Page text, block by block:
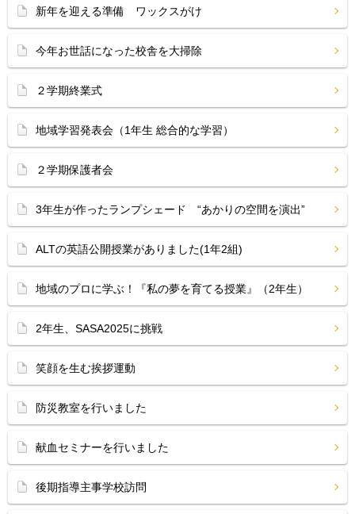
新年を迎える準備 ワックスがけ
今年お世話になった校舎を大掃除
２学期終業式
地域学習発表会（1年生 総合的な学習）
２学期保護者会
3年生が作ったランプシェード “あかりの空間を演出”
ALTの英語公開授業がありました(1年2組)
地域のプロに学ぶ！『私の夢を育てる授業』（2年生）
2年生、SASA2025に挑戦
笑顔を生む挨拶運動
防災教室を行いました
献血セミナーを行いました
後期指導主事学校訪問